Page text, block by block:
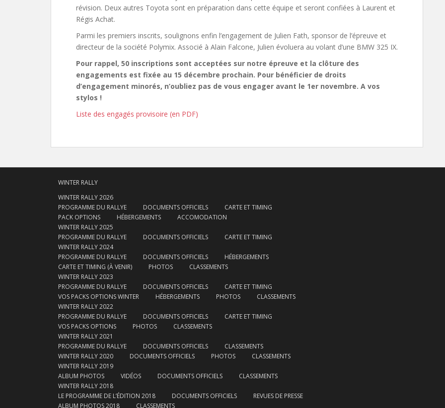
révision. Deux autres Toyota sont en préparation dans cette équipe et seront confiées à Laurent et
Régis Achat.
Parmi les premiers inscrits, soulignons enfin l’engagement de Julien Fath, sponsor de l’épreuve et
directeur de la société Polymix. Associé à Alain Falcone, Julien évoluera au volant d’une BMW 325 IX.
Pour rappel, 50 inscriptions sont acceptées sur notre épreuve et la clôture des
engagements est fixée au 15 décembre prochain. Pour bénéficier de droits
d’engagement minorés, n’oubliez pas de vous engager avant le 1er novembre. A vos
stylos !
Liste des engagés provisoire (en PDF)
WINTER RALLY
WINTER RALLY 2026
PROGRAMME DU RALLYE
DOCUMENTS OFFICIELS
CARTE ET TIMING
PACK OPTIONS
HÉBERGEMENTS
ACCOMODATION
WINTER RALLY 2025
PROGRAMME DU RALLYE
DOCUMENTS OFFICIELS
CARTE ET TIMING
WINTER RALLY 2024
PROGRAMME DU RALLYE
DOCUMENTS OFFICIELS
HÉBERGEMENTS
CARTE ET TIMING (À VENIR)
PHOTOS
CLASSEMENTS
WINTER RALLY 2023
PROGRAMME DU RALLYE
DOCUMENTS OFFICIELS
CARTE ET TIMING
VOS PACKS OPTIONS WINTER
HÉBERGEMENTS PHOTOS
CLASSEMENTS
WINTER RALLY 2022
PROGRAMME DU RALLYE
DOCUMENTS OFFICIELS
CARTE ET TIMING
VOS PACKS OPTIONS
PHOTOS
CLASSEMENTS
WINTER RALLY 2021
PROGRAMME DU RALLYE
DOCUMENTS OFFICIELS
CLASSEMENTS
WINTER RALLY 2020
DOCUMENTS OFFICIELS PHOTOS
CLASSEMENTS
WINTER RALLY 2019
ALBUM PHOTOS
VIDÉOS DOCUMENTS OFFICIELS
CLASSEMENTS
WINTER RALLY 2018
LE PROGRAMME DE L’ÉDITION 2018
DOCUMENTS OFFICIELS
REVUES DE PRESSE
ALBUM PHOTOS 2018
CLASSEMENTS